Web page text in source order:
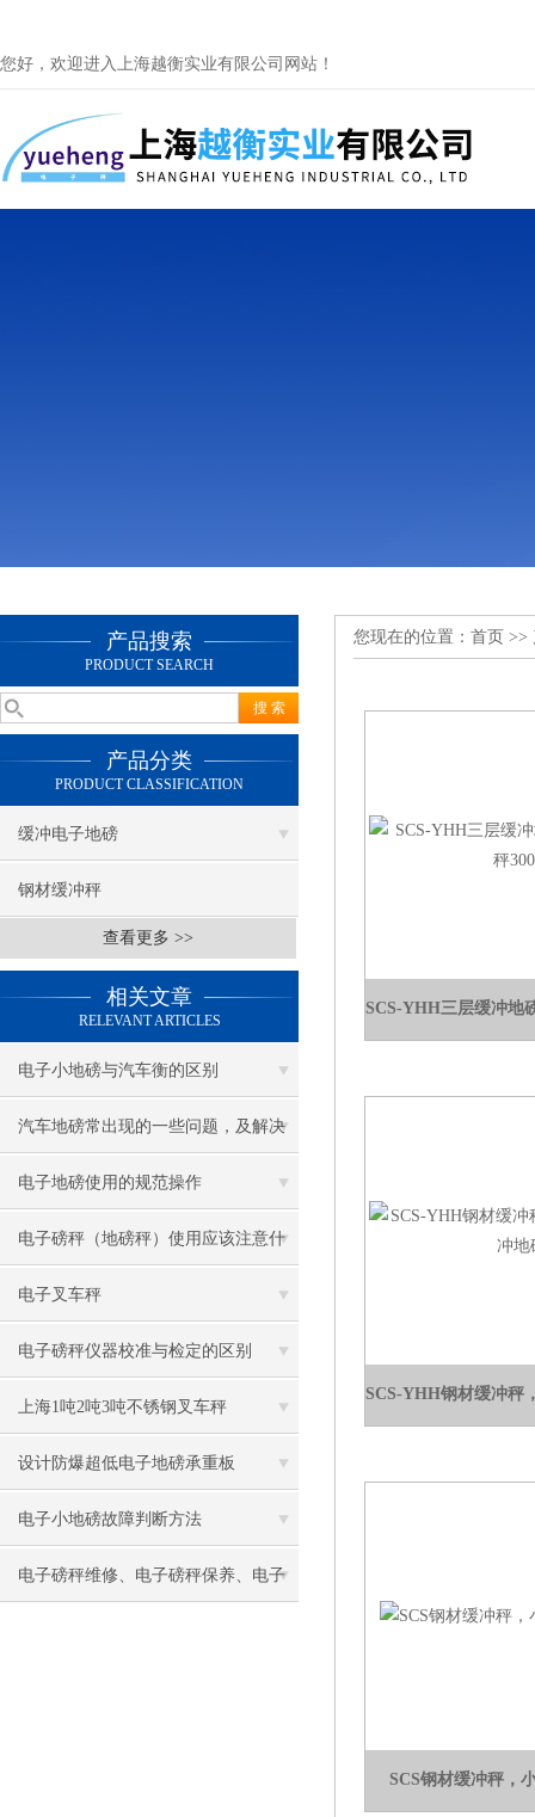
您好，欢迎进入上海越衡实业有限公司网站！
产品搜索
PRODUCT SEARCH
产品分类
PRODUCT CLASSIFICATION
缓冲电子地磅
钢材缓冲秤
查看更多 >>
相关文章
RELEVANT ARTICLES
电子小地磅与汽车衡的区别
汽车地磅常出现的一些问题，及解决
方案
电子地磅使用的规范操作
电子磅秤（地磅秤）使用应该注意什
么？
电子叉车秤
电子磅秤仪器校准与检定的区别
上海1吨2吨3吨不锈钢叉车秤
设计防爆超低电子地磅承重板
电子小地磅故障判断方法
电子磅秤维修、电子磅秤保养、电子
您现在的位置： 首页 >>
SCS钢材缓冲秤，